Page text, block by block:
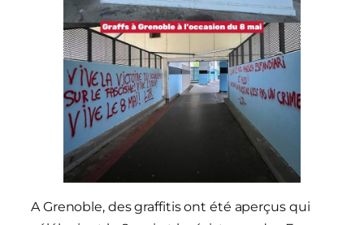
A Grenoble, des graffitis ont été aperçus qui